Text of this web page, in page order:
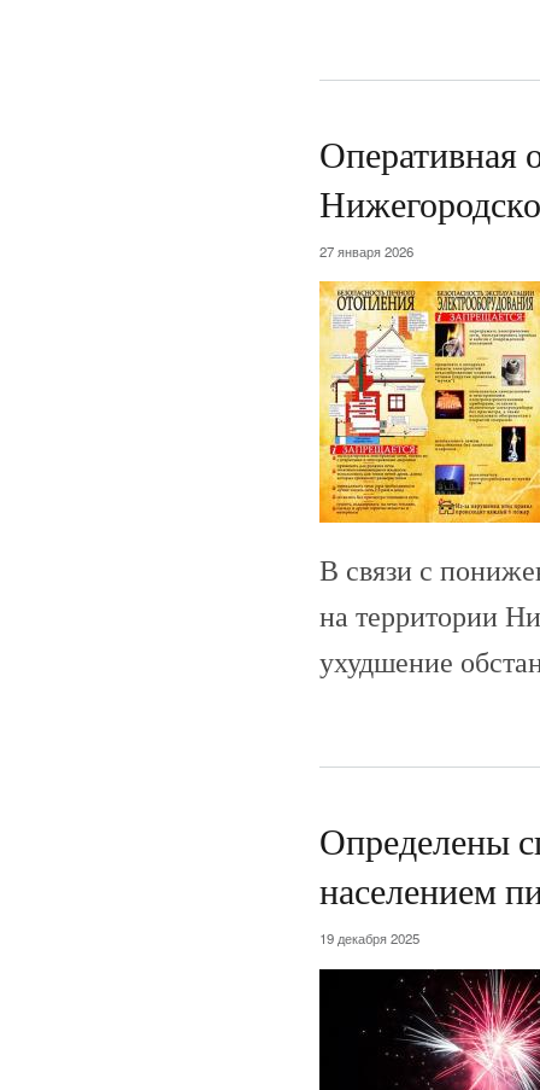
Оперативная
27 января 2026
В связи с
на территории
ухудшение
Определены
населением
19 декабря 2025